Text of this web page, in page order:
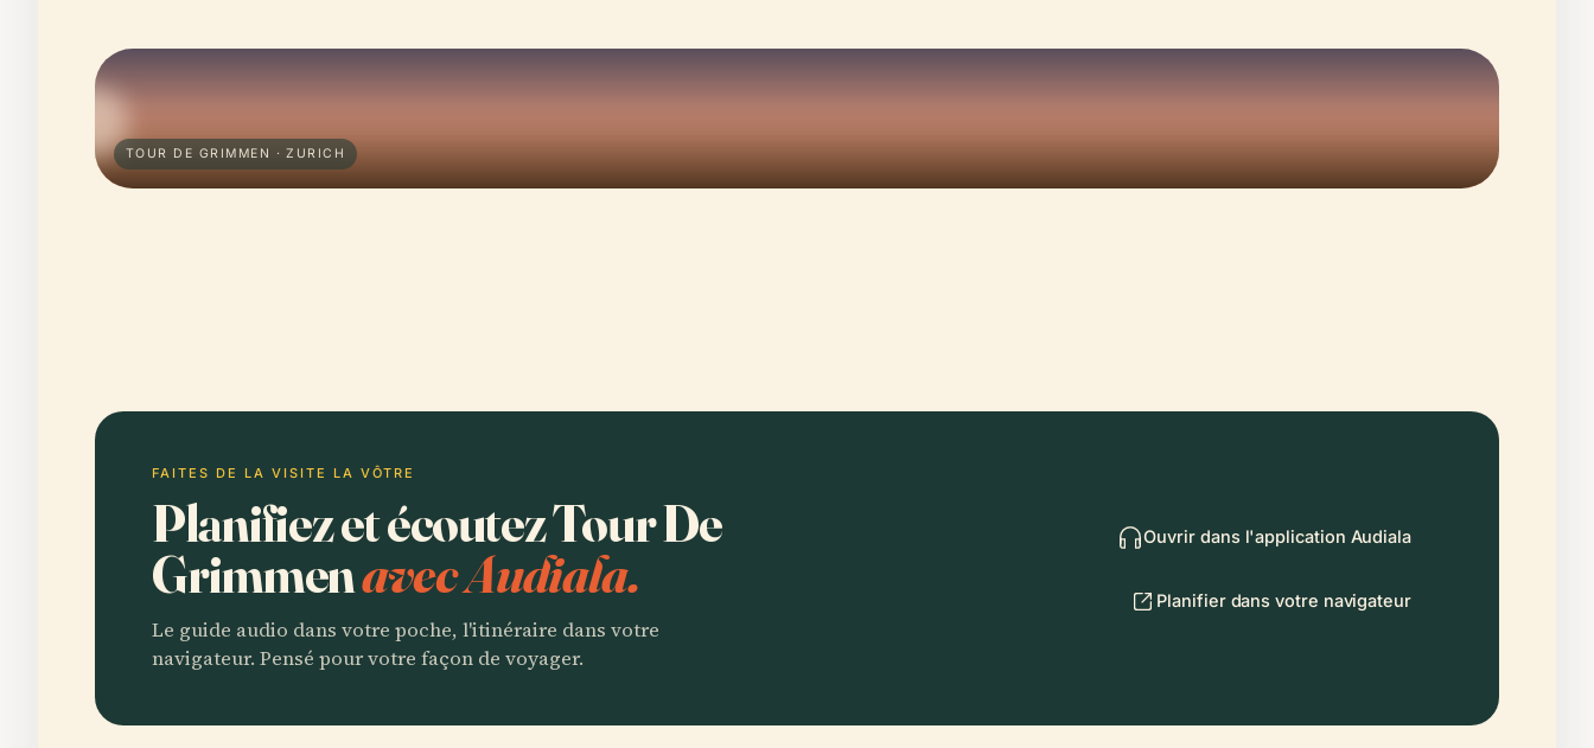
TOUR DE GRIMMEN · ZURICH
FAITES DE LA VISITE LA VÔTRE
Planifiez et écoutez Tour De
Grimmenavec Audiala.
Le guide audio dans votre poche, l'itinéraire dans votre
navigateur. Pensé pour votre façon de voyager.
Ouvrir dans l'application Audiala
Planifier dans votre navigateur